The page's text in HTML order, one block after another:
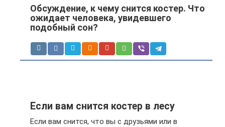
Обсуждение, к чему снится костер. Что
ожидает человека, увидевшего
подобный сон?
Если вам снится костер в лесу
Если вам снится, что вы с друзьями или в